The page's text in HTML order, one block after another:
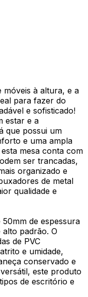
à altura, e a
para fazer do
e sofisticado!
estar e a
que possui um
e uma ampla
mesa conta com
ser trancadas,
organizado e
de metal
qualidade e
de espessura
alto padrão. O
de PVC
e umidade,
conservado e
este produto
de escritório e